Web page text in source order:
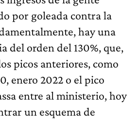
por goleada contra la
hay una
del orden del 130%, que,
picos anteriores, como
enero 2022 o el pico
entre al ministerio, hoy
un esquema de